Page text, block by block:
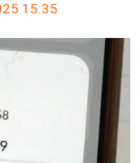
15:35